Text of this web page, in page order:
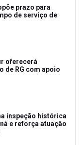
prazo para
de serviço de
oferecerá
de RG com apoio
inspeção histórica
e reforça atuação